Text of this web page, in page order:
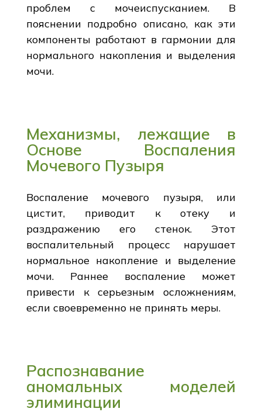
проблем с мочеиспусканием. В
пояснении подробно описано, как эти
компоненты работают в гармонии для
нормального накопления и выделения
мочи.
Механизмы, лежащие в
Основе Воспаления
Мочевого Пузыря
Воспаление мочевого пузыря, или
цистит, приводит к отеку и
раздражению его стенок. Этот
воспалительный процесс нарушает
нормальное накопление и выделение
мочи. Раннее воспаление может
привести к серьезным осложнениям,
если своевременно не принять меры.
Распознавание
аномальных моделей
элиминации